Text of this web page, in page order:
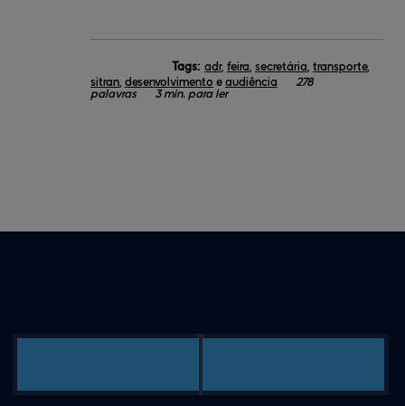
Tags: adr, feira secretária transporte,
sitran, desenvolvimento e audiência
278
palavras
3 min. para ler